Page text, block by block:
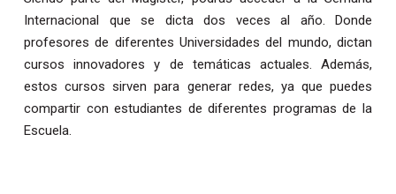
Internacional que se dicta dos veces al año. Donde
profesores de diferentes Universidades del mundo, dictan
cursos innovadores y de temáticas actuales. Además,
estos cursos sirven para generar redes, ya que puedes
compartir con estudiantes de diferentes programas de la
Escuela.